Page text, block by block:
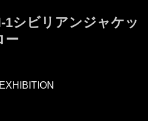
1シビリアンジャケッ
ー